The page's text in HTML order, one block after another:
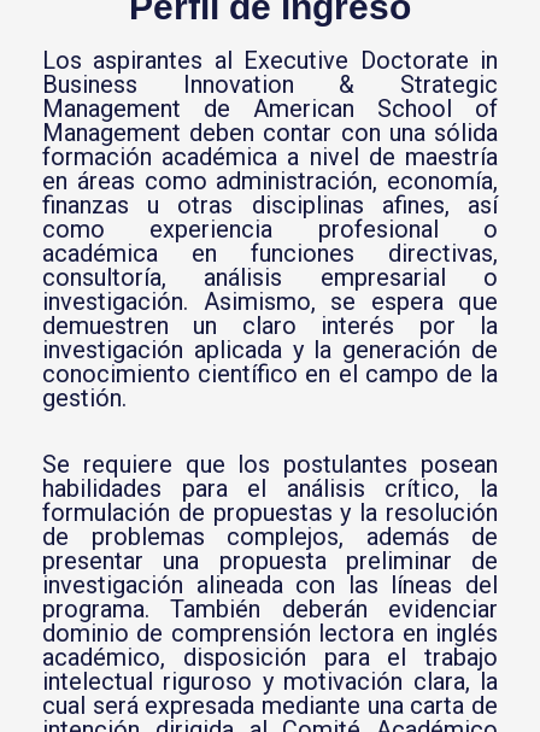
Los aspirantes al Executive Doctorate in
Business Innovation & Strategic
Management de American School of
Management deben contar con una sólida
formación académica a nivel de maestría
en áreas como administración, economía,
finanzas u otras disciplinas afines, así
como experiencia profesional o
académica en funciones directivas,
consultoría, análisis empresarial o
investigación. Asimismo, se espera que
demuestren un claro interés por la
investigación aplicada y la generación de
conocimiento científico en el campo de la
gestión.
Se requiere que los postulantes posean
habilidades para el análisis crítico, la
formulación de propuestas y la resolución
de problemas complejos, además de
presentar una propuesta preliminar de
investigación alineada con las líneas del
programa. También deberán evidenciar
dominio de comprensión lectora en inglés
académico, disposición para el trabajo
intelectual riguroso y motivación clara, la
cual será expresada mediante una carta de